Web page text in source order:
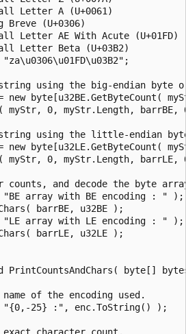
Letter A (U+0061)
Breve (U+0306)
Letter AE With Acute (U+01FD)
Letter Beta (U+03B2)
using the big-endian byte
new byte[u32BE.GetByteCount(
myStr, 0, myStr.Length, barrBE,
using the little-endian
new byte[u32LE.GetByteCount(
myStr, 0, myStr.Length, barrLE,
counts, and decode the byte
array with BE encoding : " );
barrBE, u32BE );
array with LE encoding : " );
barrLE, u32LE );
PrintCountsAndChars( byte[]
of the encoding used.
25} :", enc.ToString() );
character count.